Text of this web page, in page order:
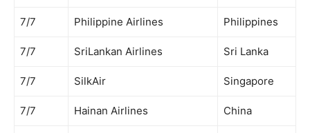
7/7 Philippine Airlines Philippines
7/7 SriLankan Airlines Sri Lanka
7/7 SilkAir Singapore
7/7 Hainan Airlines China